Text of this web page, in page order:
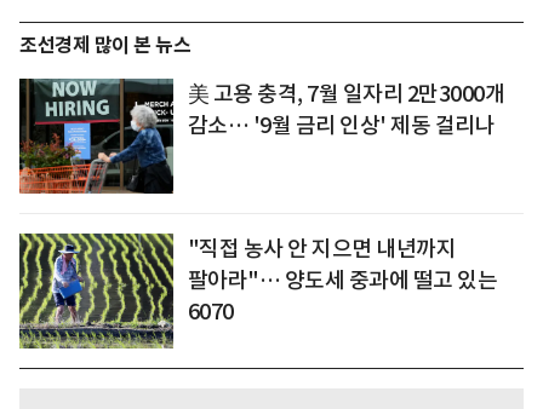
조선경제 많이 본 뉴스
美 고용 충격, 7월 일자리 2만3000개
감소… '9월 금리 인상' 제동 걸리나
"직접 농사 안 지으면 내년까지
팔아라"… 양도세 중과에 떨고 있는
6070